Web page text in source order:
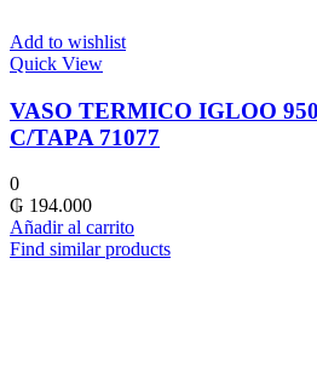
Add to wishlist
Quick View
VASO TERMICO IGLOO
C/TAPA 71077
0
₲ 194.000
Añadir al carrito
Find similar products